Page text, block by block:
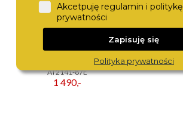
AT2141-87E
1 490,-
Akcetpuję regulamin i politykę
prywatności
Zapisuję się
Polityka prywatności